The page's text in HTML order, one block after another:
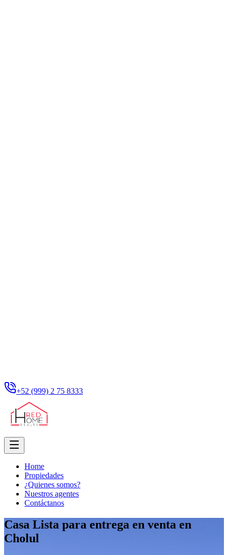
+52 (999) 2 75 8333
Home
Propiedades
¿Quienes somos?
Nuestros agentes
Contáctanos
Casa Lista para entrega en venta en
Cholul